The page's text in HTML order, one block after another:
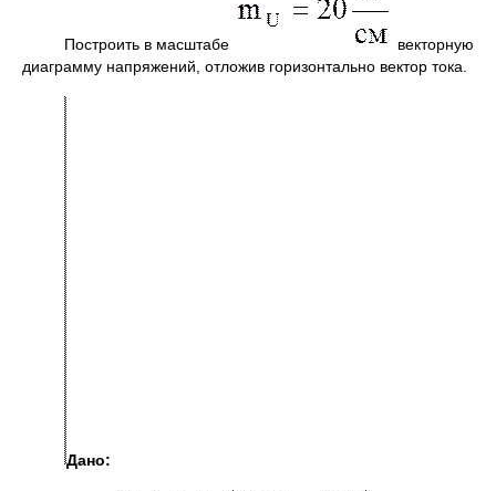
Построить в масштабе
векторную
диаграмму напряжений, отложив горизонтально вектор тока.
Дано: